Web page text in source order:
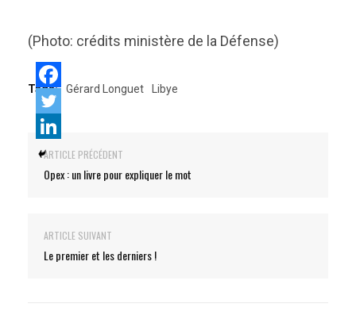
(Photo: crédits ministère de la Défense)
Tags: Gérard Longuet Libye
ARTICLE PRÉCÉDENT
Opex : un livre pour expliquer le mot
ARTICLE SUIVANT
Le premier et les derniers !